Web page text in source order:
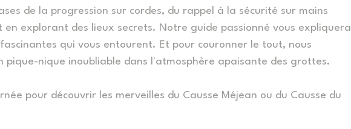
de la progression sur cordes, du rappel à la sécurité sur mains
en explorant des lieux secrets. Notre guide passionné vous expliquera
qui vous entourent. Et pour couronner le tout, nous
pique-nique inoubliable dans l'atmosphère apaisante des grottes.
pour découvrir les merveilles du Causse Méjean ou du Causse du